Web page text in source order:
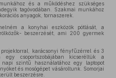
és a működéshez szükséges
tagóvodában. Szakmai munkához
anyagok, tornaszerek.
a konyhai eszközök pótlását, a
beszerzését, ami 200 gyermek
karácsonyi fényfűzérrel és 3
csoportszobájában kicseréltük a
szintű használatához egy laptopot
és mosógépet vásároltunk. Somorjai
beszerzésre.